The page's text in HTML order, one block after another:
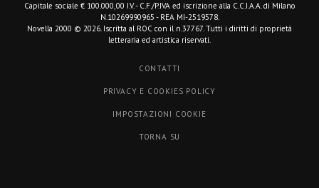
Capitale sociale € 100.000,00 I.V. - C.F./P.IVA ed iscrizione alla C.C.I.A.A. di Milano
N.10269990965 - REA MI-2519578.
Novella 2000 © 2026. Iscritta al ROC con il n.37767. Tutti i diritti di proprietà
letteraria ed artistica riservati.
CONTATTI
PRIVACY E COOKIES POLICY
IMPOSTAZIONI COOKIE
TORNA SU